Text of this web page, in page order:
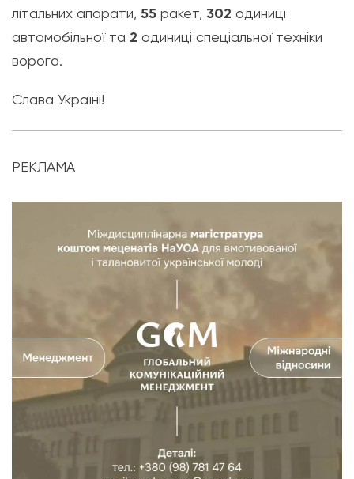
літальних апарати, 55 ракет, 302 одиниці
автомобільної та 2 одиниці спеціальної техніки
ворога.
Слава Україні!
РЕКЛАМА